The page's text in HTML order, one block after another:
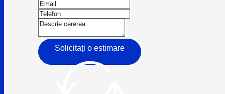
Solicitați o estimare